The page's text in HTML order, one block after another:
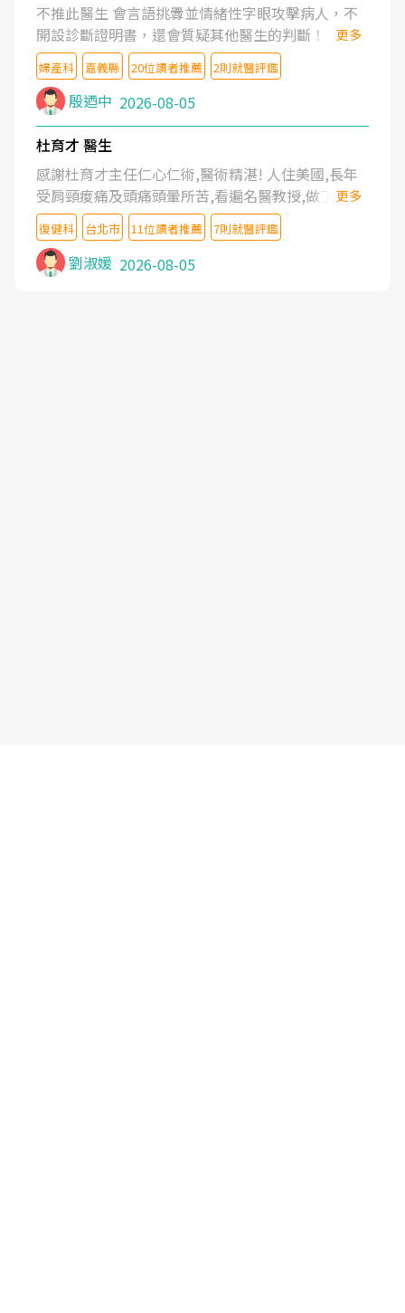
不推此醫生 會言語挑釁並情緒性字眼攻擊病人，不
開設診斷證明書，還會質疑其他醫生的判斷！
更多
婦產科 嘉義縣 20位讀者推薦 2則就醫評鑑
殷迺中 2026-08-05
杜育才 醫生
感謝杜育才主任仁心仁術,醫術精湛! 人住美國,長年
受肩頸痠痛及頭痛頭暈所苦,看遍名醫教授,做了各種
檢查,也嘗試過西醫打針,中醫針灸及物理徒手治療都
沒有用,後來連吃到嗎啡類止痛藥都效果有限,只是壓
症狀,沒多久就痛起來,多年失眠嚴重影響生活品質.
台灣親友介紹忠孝醫院杜育才主任是頸頭症候群專
更多
復健科 台北市 11位讀者推薦 7則就醫評鑑
劉淑媛 2026-08-05